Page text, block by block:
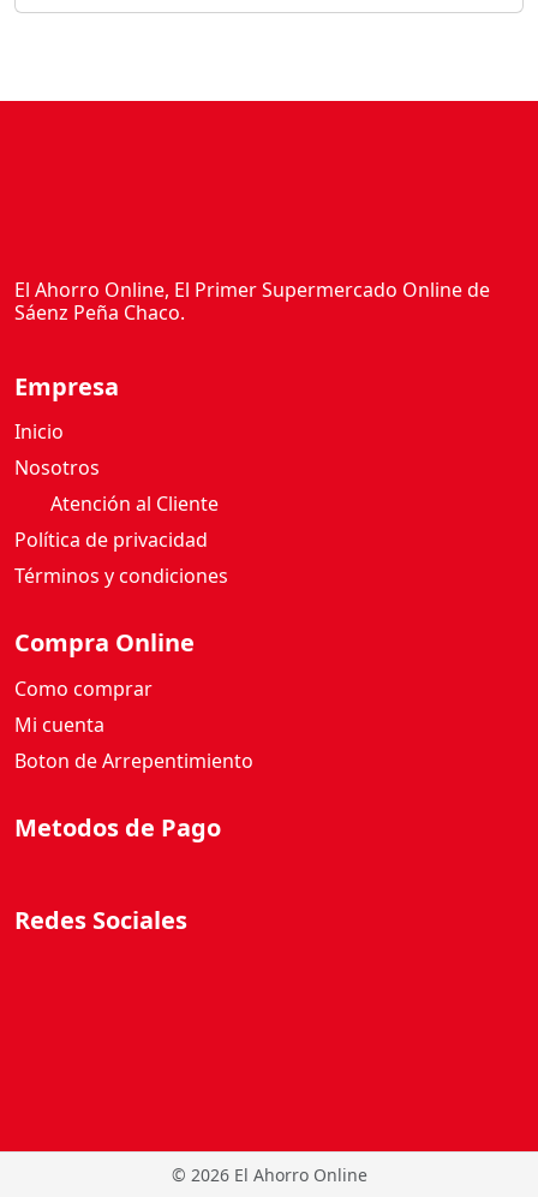
El Ahorro Online, El Primer Supermercado Online de
Sáenz Peña Chaco.
Empresa
Inicio
Nosotros
Atención al Cliente
Política de privacidad
Términos y condiciones
Compra Online
Como comprar
Mi cuenta
Boton de Arrepentimiento
Metodos de Pago
Redes Sociales
© 2026 El Ahorro Online